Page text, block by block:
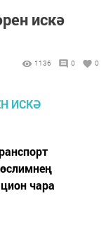
искә
1136 0 0
чара